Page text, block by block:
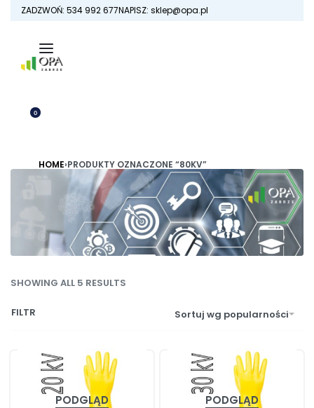
content
ZADZWOŃ: 534 992 677NAPISZ: sklep@opa.pl
0OTWÓRZ
80KV
HOME›PRODUKTY OZNACZONE “80KV”
SHOWING ALL 5 RESULTS
Sortuj wg popularności
FILTR
PODGLĄD PODGLĄD